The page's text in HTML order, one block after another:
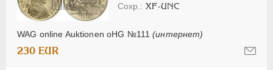
WAG online Auktionen oHG №111(интернет)
XF-UNC
230 EUR